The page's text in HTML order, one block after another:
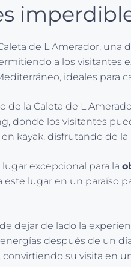
de L Amerador,
a los visitantes
ideales para
de la Caleta de L
donde los visitantes
kayak, disfrutando de
excepcional para la
este lugar en un paraíso
dejar de lado la
después de un
su visita en